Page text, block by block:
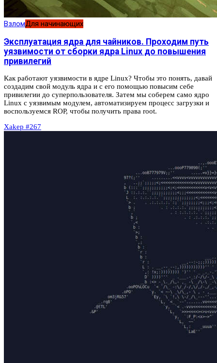
ВзломДля начинающих
Эксплуатация ядра для чайников. Проходим путь
уязвимости от сборки ядра Linux до повышения
привилегий
Как работают уязвимости в ядре Linux? Чтобы это понять, давай
создадим свой модуль ядра и с его помощью повысим себе
привилегии до суперпользователя. Затем мы соберем само ядро
Linux с уязвимым модулем, автоматизируем процесс загрузки и
воспользуемся ROP, чтобы получить права root.
Xakep #267